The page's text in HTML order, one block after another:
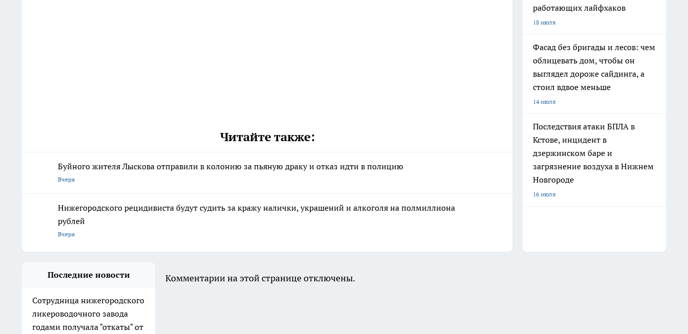
Читайте также:
Буйного жителя Лыскова отправили в колонию за пьяную драку и отказ идти в полицию
Вчера
Нижегородского рецидивиста будут судить за кражу налички, украшений и алкоголя на полмиллиона
рублей
Вчера
работающих лайфхаков
18 июля
Фасад без бригады и лесов: чем
облицевать дом, чтобы он
выглядел дороже сайдинга, а
стоил вдвое меньше
14 июля
Последствия атаки БПЛА в
Кстове, инцидент в
дзержинском баре и
загрязнение воздуха в Нижнем
Новгороде
16 июля
Последние новости
Сотрудница нижегородского
ликероводочного завода
годами получала "откаты" от
Комментарии на этой странице отключены.